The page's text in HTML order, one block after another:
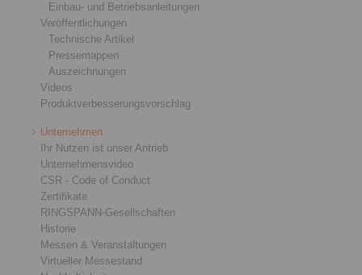
Einbau- und Betriebsanleitungen
Veröffentlichungen
Technische Artikel
Pressemappen
Auszeichnungen
Videos
Produktverbesserungsvorschlag
Unternehmen
Ihr Nutzen ist unser Antrieb
Unternehmensvideo
CSR - Code of Conduct
Zertifikate
RINGSPANN-Gesellschaften
Historie
Messen & Veranstaltungen
Virtueller Messestand